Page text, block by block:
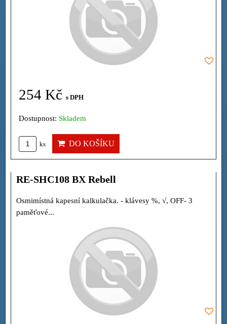
254 Kč s DPH
Dostupnost: Skladem
ks DO KOŠÍKU
RE-SHC108 BX Rebell
Osmimístná kapesní kalkulačka. - klávesy %, √, OFF- 3
paměťové...